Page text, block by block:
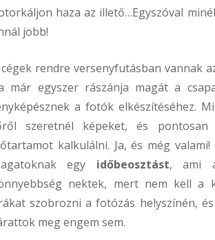
haza az illető…Egyszóval
jobb!
rendre versenyfutásban vannak
már egyszer rászánja magát a
a fotók elkészítéséhez.
szeretnél képeket, és
kalkulálni. Ja, és még
egy időbeosztást, ami
nektek, mert nem kell a
szobrozni a fotózás helyszínén,
meg engem sem.